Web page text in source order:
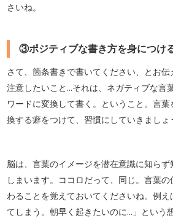
さいね。
③ポジティブな書き方を身につける
さて、箇条書きで書いてください、とお
注意したいこと...それは、ネガティブな言
ワードに変換して書く。ということ。言
換する癖をつけて、習慣にしていきましょ
脳は、言葉のイメージを潜在意識に知ら
しまいます。ココロだって、同じ。言葉
わることを覚えておいてくださいね。例
てしまう。朝早く起きたいのに...」という